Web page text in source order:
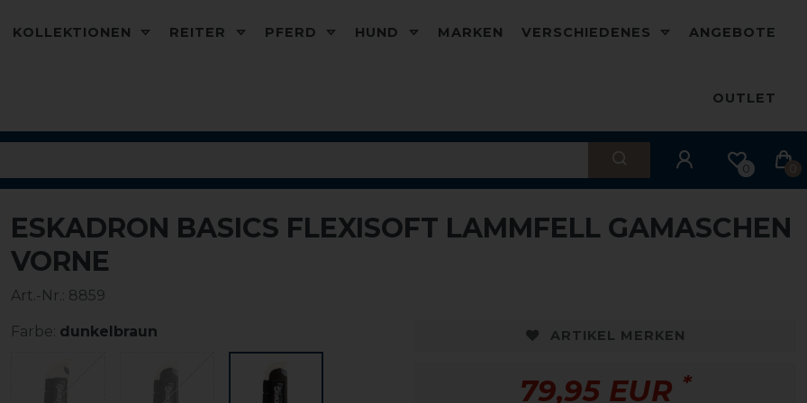
KOLLEKTIONEN REITER PFERD HUND MARKEN VERSCHIEDENES ANGEBOTE
OUTLET
0 0
ESKADRON BASICS FLEXISOFT LAMMFELL GAMASCHEN
VORNE
Art.-Nr.: 8859
Farbe: dunkelbraun ARTIKEL MERKEN
79,95 EUR *